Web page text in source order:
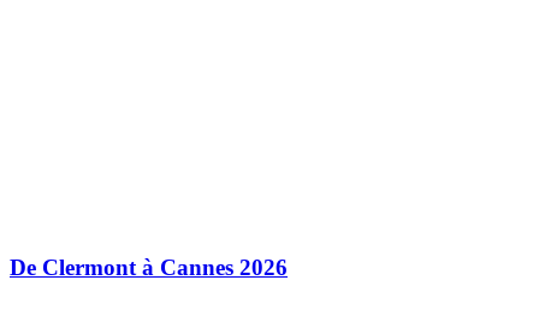
De Clermont à Cannes 2026